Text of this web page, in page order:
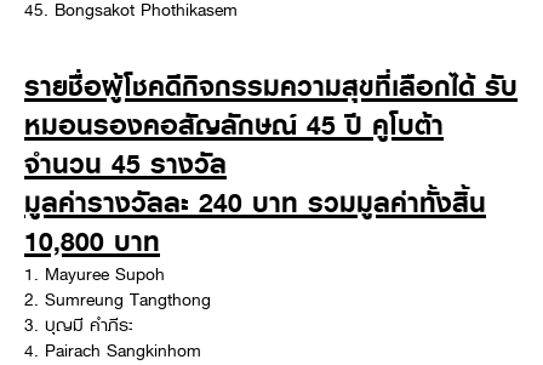
45. Bongsakot Phothikasem
รายชื่อผู้โชคดีกิจกรรมความสุขที่เลือกได้ รับ
หมอนรองคอสัญลักษณ์ 45 ปี คูโบต้า
จำนวน 45 รางวัล
มูลค่ารางวัลละ 240 บาท รวมมูลค่าทั้งสิ้น
10,800 บาท
1. Mayuree Supoh
2. Sumreung Tangthong
3. บุญมี คำภีระ
4. Pairach Sangkinhom